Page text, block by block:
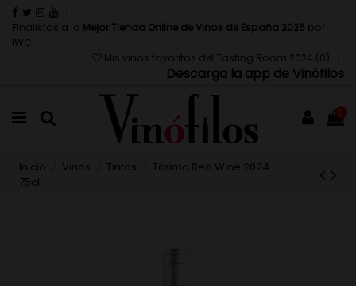
Finalistas a la Mejor Tienda Online de Vinos de España 2025 por
IWC
Mis vinos favoritos del Tasting Room 2024 (0 )
Descarga la app de Vinófilos
0
Inicio Vinos Tintos
Tarima Red Wine 2024 -
75cl